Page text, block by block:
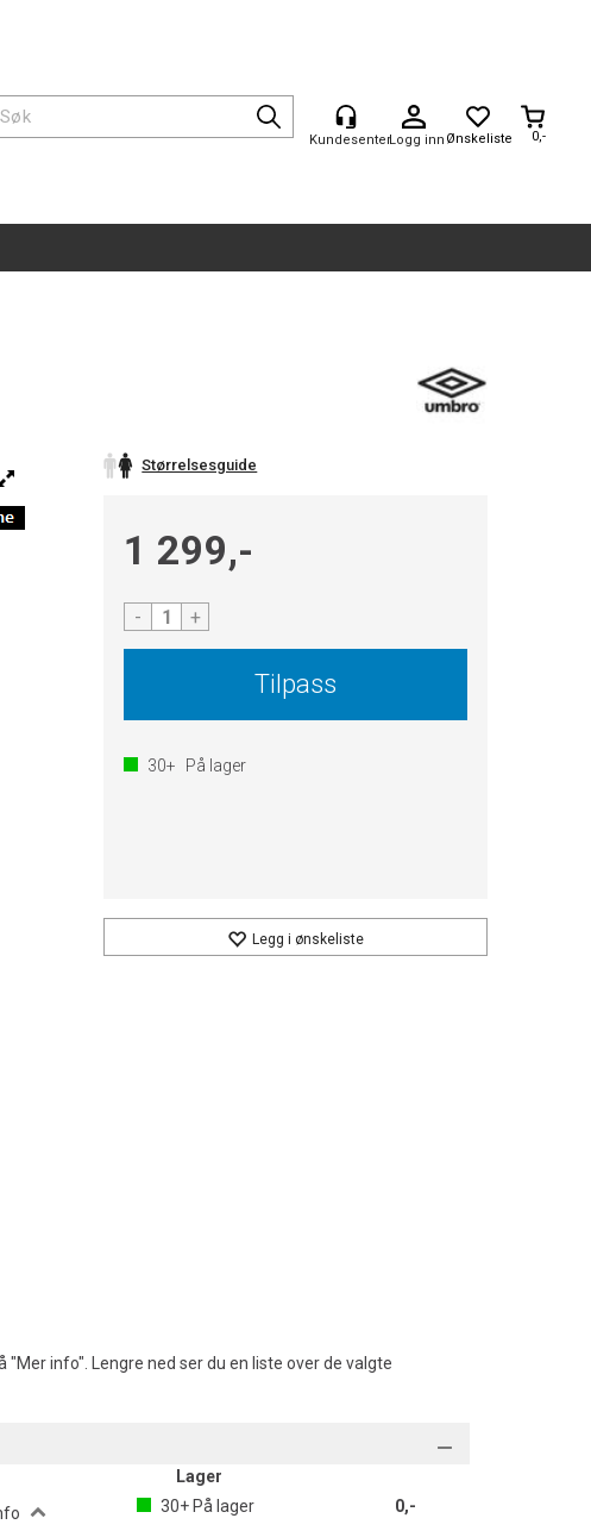
Logg inn 0,-
Størrelsesguide
1 299,-
- +
Tilpass
30+ På lager
Legg i ønskeliste
info". Lengre ned ser du en liste over de valgte
Lager
30+På lager 0,-